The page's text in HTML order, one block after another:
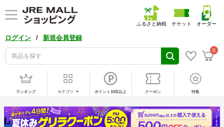
ログイン / 新規会員登録
0
ふるさと納税 チケット オーダー
ランキング カテゴリ ポイント10倍以上 クーポン 特集